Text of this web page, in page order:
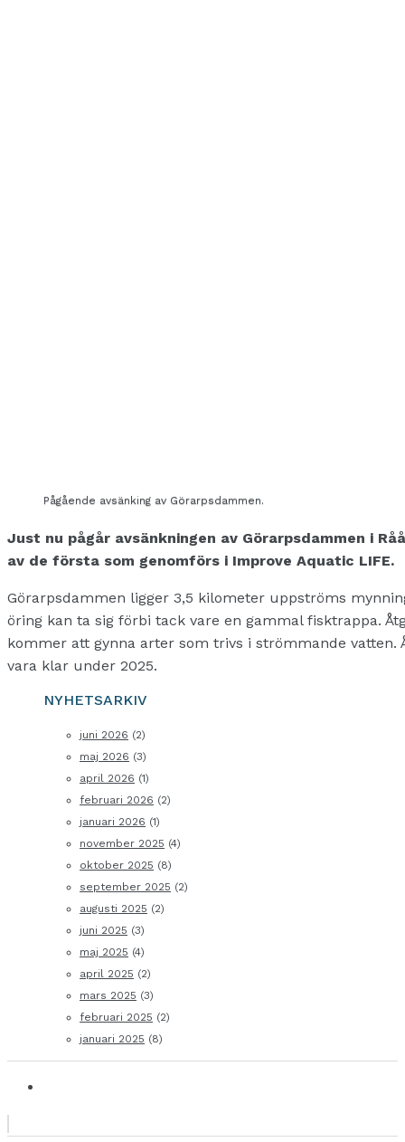
Pågående avsänking av Görarpsdammen.
Just nu pågår avsänkningen av Görarpsdammen i
av de första som genomförs i Improve Aquatic LIFE.
Görarpsdammen ligger 3,5 kilometer uppströms
öring kan ta sig förbi tack vare en gammal fisktrappa.
kommer att gynna arter som trivs i strömmande vatten.
vara klar under 2025.
NYHETSARKIV
juni 2026 (2)
maj 2026 (3)
april 2026 (1)
februari 2026 (2)
januari 2026 (1)
november 2025 (4)
oktober 2025 (8)
september 2025 (2)
augusti 2025 (2)
juni 2025 (3)
maj 2025 (4)
april 2025 (2)
mars 2025 (3)
februari 2025 (2)
januari 2025 (8)